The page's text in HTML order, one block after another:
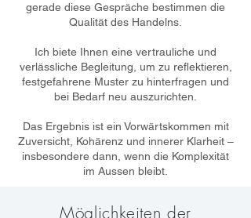
gerade diese Gespräche bestimmen die
Qualität des Handelns.
Ich biete Ihnen eine vertrauliche und
verlässliche Begleitung, um zu reflektieren,
festgefahrene Muster zu hinterfragen und
bei Bedarf neu auszurichten.
Das Ergebnis ist ein Vorwärtskommen mit
Zuversicht, Kohärenz und innerer Klarheit –
insbesondere dann, wenn die Komplexität
im Aussen bleibt.
Möglichkeiten der